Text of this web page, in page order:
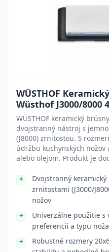
WÜSTHOF
Wüsthof J3000/8000
WÜSTHOF keramický
dvojstranný nástroj s
(J8000) zrnitostou. S
údržbu kuchynských nožov
alebo olejom. Produkt je
Dvojstranný
zrnitostami (J3000/
nožov
Univerzálne použitie s
preferencií a typu noža
Robustné rozmery